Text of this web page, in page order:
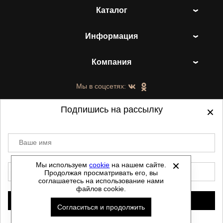
Каталог
Информация
Компания
Мы в соцсетях:
©2021-2026 - ShoesTown.ru - все права
защищены.
Данный сайт не является интернет магазином и
не является публичной офертой.
Политика обработки персональных данных
Автоматизировано -
Мы используемcookie на нашем сайте.
Продолжая просматривать его, вы
соглашаетесь на использование нами
файлов cookie.
Согласиться и продолжить
Подпишись на рассылку
Ваше имя